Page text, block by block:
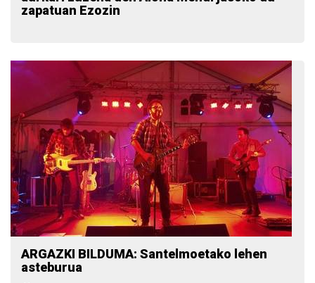
zapatuan Ezozin
ARGAZKI BILDUMA: Santelmoetako lehen
asteburua